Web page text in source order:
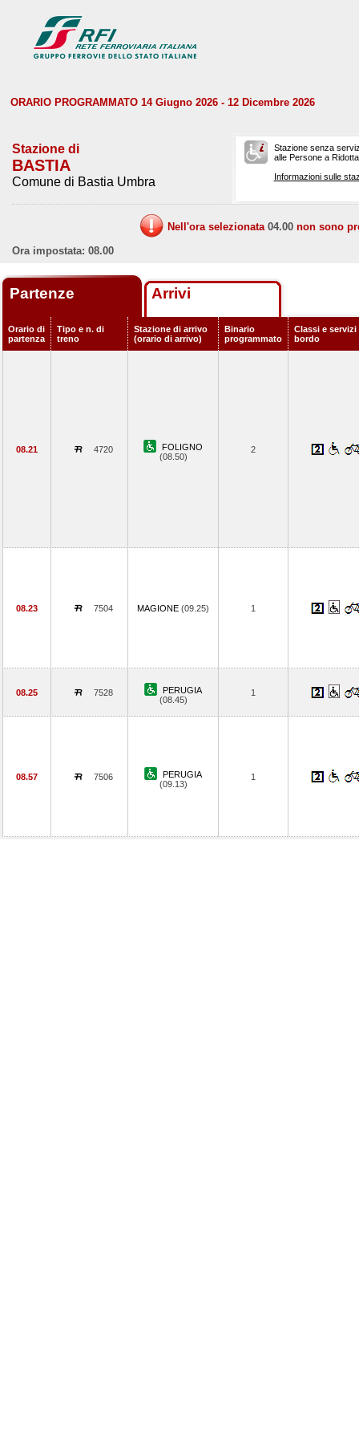
ORARIO PROGRAMMATO 14 Giugno 2026 - 12 Dicembre 2026
Stazione di
BASTIA
Comune di Bastia Umbra
Stazione senza
alle Persone a
Informazioni sulle
Nell'ora selezionata 04.00 non sono
Ora impostata: 08.00
Partenze Arrivi
Orario di
partenza
Tipo e n. di
treno
Stazione di arrivo
(orario di arrivo)
Binario
programmato
Classi e servizi
bordo
08.21 4720
FOLIGNO
(08.50)
2
08.23 7504 MAGIONE (09.25) 1
08.25 7528
PERUGIA
(08.45)
1
08.57 7506
PERUGIA
(09.13)
1